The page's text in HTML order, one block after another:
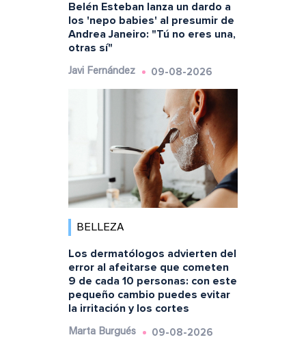
Belén Esteban lanza un dardo a
los 'nepo babies' al presumir de
Andrea Janeiro: "Tú no eres una,
otras sí"
Javi Fernández 09-08-2026
BELLEZA
Los dermatólogos advierten del
error al afeitarse que cometen
9 de cada 10 personas: con este
pequeño cambio puedes evitar
la irritación y los cortes
Marta Burgués 09-08-2026